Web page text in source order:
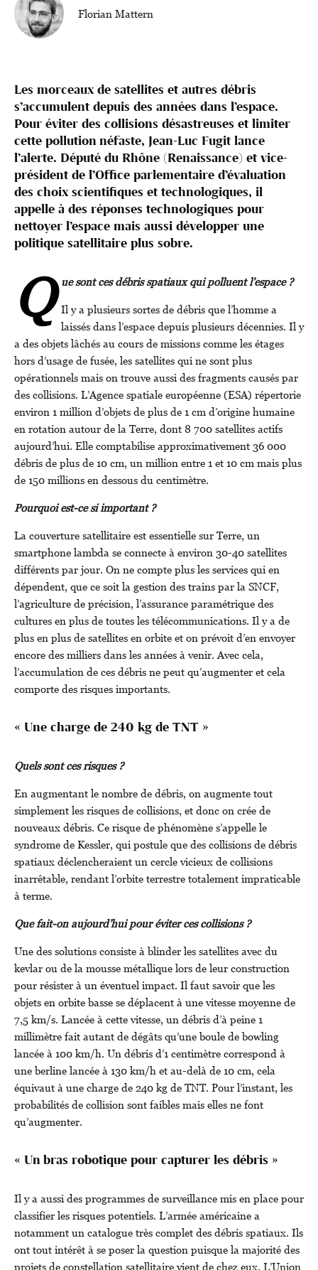
Florian Mattern
Les morceaux de satellites et autres débris
s’accumulent depuis des années dans l’espace.
Pour éviter des collisions désastreuses et limiter
cette pollution néfaste, Jean-Luc Fugit lance
l’alerte. Député du Rhône (Renaissance) et vice-
président de l’Office parlementaire d’évaluation
des choix scientifiques et technologiques, il
appelle à des réponses technologiques pour
nettoyer l’espace mais aussi développer une
politique satellitaire plus sobre.
Q ue sont ces débris spatiaux qui polluent l’espace ?
Il y a plusieurs sortes de débris que l’homme a
laissés dans l’espace depuis plusieurs décennies. Il y
a des objets lâchés au cours de missions comme les étages
hors d’usage de fusée, les satellites qui ne sont plus
opérationnels mais on trouve aussi des fragments causés par
des collisions. L’Agence spatiale européenne (ESA) répertorie
environ 1 million d’objets de plus de 1 cm d’origine humaine
en rotation autour de la Terre, dont 8 700 satellites actifs
aujourd’hui. Elle comptabilise approximativement 36 000
débris de plus de 10 cm, un million entre 1 et 10 cm mais plus
de 150 millions en dessous du centimètre.
Pourquoi est-ce si important ?
La couverture satellitaire est essentielle sur Terre, un
smartphone lambda se connecte à environ 30-40 satellites
différents par jour. On ne compte plus les services qui en
dépendent, que ce soit la gestion des trains par la SNCF,
l’agriculture de précision, l’assurance paramétrique des
cultures en plus de toutes les télécommunications. Il y a de
plus en plus de satellites en orbite et on prévoit d’en envoyer
encore des milliers dans les années à venir. Avec cela,
l’accumulation de ces débris ne peut qu’augmenter et cela
comporte des risques importants.
« Une charge de 240 kg de TNT »
Quels sont ces risques ?
En augmentant le nombre de débris, on augmente tout
simplement les risques de collisions, et donc on crée de
nouveaux débris. Ce risque de phénomène s’appelle le
syndrome de Kessler, qui postule que des collisions de débris
spatiaux déclencheraient un cercle vicieux de collisions
inarrêtable, rendant l’orbite terrestre totalement impraticable
à terme.
Que fait-on aujourd’hui pour éviter ces collisions ?
Une des solutions consiste à blinder les satellites avec du
kevlar ou de la mousse métallique lors de leur construction
pour résister à un éventuel impact. Il faut savoir que les
objets en orbite basse se déplacent à une vitesse moyenne de
7,5 km/s. Lancée à cette vitesse, un débris d’à peine 1
millimètre fait autant de dégâts qu’une boule de bowling
lancée à 100 km/h. Un débris d’1 centimètre correspond à
une berline lancée à 130 km/h et au-delà de 10 cm, cela
équivaut à une charge de 240 kg de TNT. Pour l’instant, les
probabilités de collision sont faibles mais elles ne font
qu’augmenter.
« Un bras robotique pour capturer les débris »
Il y a aussi des programmes de surveillance mis en place pour
classifier les risques potentiels. L’armée américaine a
notamment un catalogue très complet des débris spatiaux. Ils
ont tout intérêt à se poser la question puisque la majorité des
projets de constellation satellitaire vient de chez eux. L’Union